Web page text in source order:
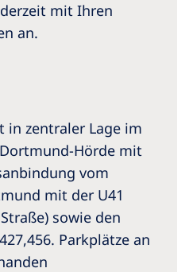
mit Ihren
an.
in zentraler Lage im
Hörde mit
vom
mit der U41
sowie den
Parkplätze an